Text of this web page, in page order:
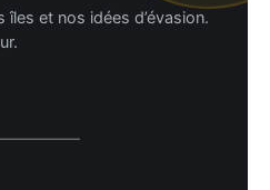
îles et nos idées d’évasion.